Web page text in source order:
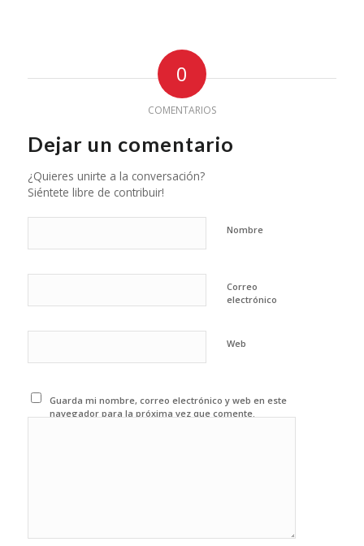
0
COMENTARIOS
Dejar un comentario
¿Quieres unirte a la conversación?
Siéntete libre de contribuir!
Nombre
Correo
electrónico
Web
Guarda mi nombre, correo electrónico y web en este
navegador para la próxima vez que comente.